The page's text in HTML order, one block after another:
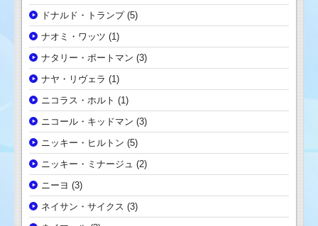
ドナルド・トランプ(5)
ナオミ・ワッツ (1)
ナタリー・ポートマン (3)
ナヤ・リヴェラ (1)
ニコラス・ホルト (1)
ニコール・キッドマン (3)
ニッキー・ヒルトン (5)
ニッキー・ミナージュ (2)
ニーヨ (3)
ネイサン・サイクス (3)